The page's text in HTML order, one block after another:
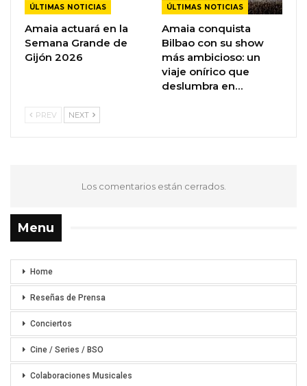
ÚLTIMAS NOTICIAS
Amaia actuará en la
Semana Grande de
Gijón 2026
ÚLTIMAS NOTICIAS
Amaia conquista
Bilbao con su show
más ambicioso: un
viaje onírico que
deslumbra en…
PREV NEXT
Los comentarios están cerrados.
Menu
Home
Reseñas de Prensa
Conciertos
Cine / Series / BSO
Colaboraciones Musicales